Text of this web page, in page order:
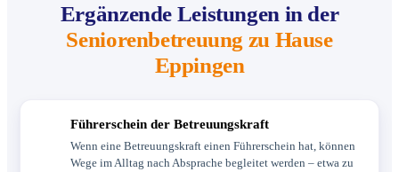
Ergänzende Leistungen in der
Seniorenbetreuung zu Hause
Eppingen
Führerschein der Betreuungskraft
Wenn eine Betreuungskraft einen Führerschein hat, können
Wege im Alltag nach Absprache begleitet werden – etwa zu